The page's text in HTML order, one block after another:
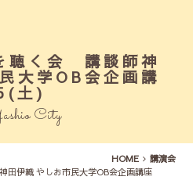
聴く会 講談師神
大学OB会企画講
土)
City
HOME
講演会
田伊織 やしお市民大学OB会企画講座